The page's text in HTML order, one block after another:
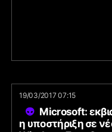
19/03/2017 07:15
Microsoft:
η υποστήριξη σε